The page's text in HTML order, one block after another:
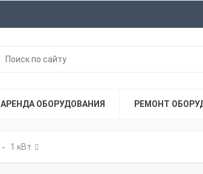
АРЕНДА ОБОРУДОВАНИЯ РЕМОНТ
- 1 кВт